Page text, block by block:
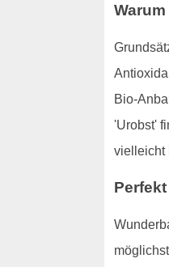
Bio-
'Urobst'
vielleicht